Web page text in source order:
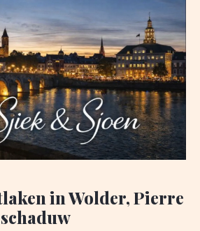
in Wolder, Pierre